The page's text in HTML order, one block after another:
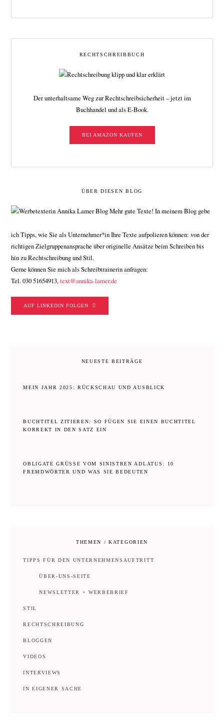
RECHTSCHREIBBUCH
Der unterhaltsame Weg zur Rechtschreibsicherheit – jetzt im
Buchhandel und als E-Book.
BEI AMAZON KAUFEN
ÜBER DIESEN BLOG
Mehr gute Texte! In meinem Blog gebe
ich Tipps, wie Sie als Unternehmer*in Ihre Texte aufpolieren können: von der
richtigen Zielgruppenansprache über originelle Ansätze beim Schreiben bis
hin zu Rechtschreibung und Stil.
Gerne können Sie mich als Schreibtrainerin anfragen:
Tel. 030 51654913,text@annika-lamer.de
AUF LINKEDIN FOLGEN
NEUESTE BEITRÄGE
MEIN JAHR 2025: RÜCKSCHAU UND AUSBLICK
BUCHTITEL ZITIEREN: SO FÜGEN SIE EINEN BUCHTITEL
KORREKT IN DEN SATZ EIN
OBLIGATE GRÜSSE VOM SINISTREN ADLATUS: 10 F
REMDWÖRTER UND WAS SIE BEDEUTEN
THEMEN / KATEGORIEN
TIPPS FÜR DEN UNTERNEHMENSAUFTRITT
ÜBER-UNS-SEITE
NEWSLETTER + WERBEBRIEF
STIL
RECHTSCHREIBUNG
BLOGGEN
VIDEOS
INTERVIEWS
IN EIGENER SACHE